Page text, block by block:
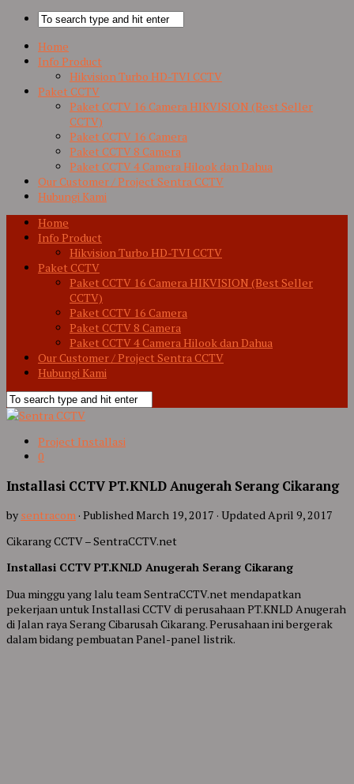
Home
Info Product
Hikvision Turbo HD-TVI CCTV
Paket CCTV
Paket CCTV 16 Camera HIKVISION (Best Seller
CCTV)
Paket CCTV 16 Camera
Paket CCTV 8 Camera
Paket CCTV 4 Camera Hilook dan Dahua
Our Customer / Project Sentra CCTV
Hubungi Kami
Home
Info Product
Hikvision Turbo HD-TVI CCTV
Paket CCTV
Paket CCTV 16 Camera HIKVISION (Best Seller
CCTV)
Paket CCTV 16 Camera
Paket CCTV 8 Camera
Paket CCTV 4 Camera Hilook dan Dahua
Our Customer / Project Sentra CCTV
Hubungi Kami
Project Installasi
0
Installasi CCTV PT.KNLD Anugerah Serang Cikarang
by sentracom · PublishedMarch 19, 2017 · UpdatedApril 9, 2017
Cikarang CCTV – SentraCCTV.net
Installasi CCTV PT.KNLD Anugerah Serang Cikarang
Dua minggu yang lalu team SentraCCTV.net mendapatkan
pekerjaan untuk Installasi CCTV di perusahaan PT.KNLD Anugerah
di Jalan raya Serang Cibarusah Cikarang. Perusahaan ini bergerak
dalam bidang pembuatan Panel-panel listrik.